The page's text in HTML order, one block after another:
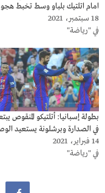
امام اتلتيك بلباو وسط تخبط
18 سبتمبر، 2021
في "رياضة"
بطولة إسبانيا: أتلتيكو المنقوص
في الصدارة وبرشلونة يستعيد
14 فبراير، 2021
في "رياضة"